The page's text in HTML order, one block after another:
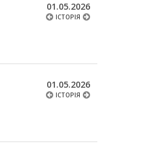
01.05.2026
ІСТОРІЯ
01.05.2026
ІСТОРІЯ